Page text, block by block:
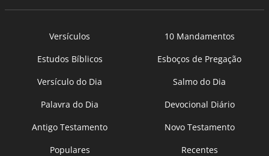
Versículos
10 Mandamentos
Estudos Bíblicos
Esboços de Pregação
Versículo do Dia
Salmo do Dia
Palavra do Dia
Devocional Diário
Antigo Testamento
Novo Testamento
Populares
Recentes